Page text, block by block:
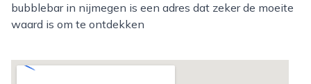
bubblebar in nijmegen is een adres dat zeker de moeite
waard is om te ontdekken